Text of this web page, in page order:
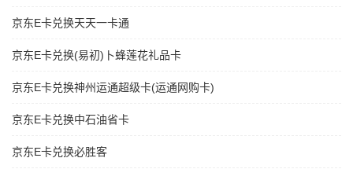
京东E卡兑换天天一卡通
京东E卡兑换(易初)卜蜂莲花礼品卡
京东E卡兑换神州运通超级卡(运通网购卡)
京东E卡兑换中石油省卡
京东E卡兑换必胜客